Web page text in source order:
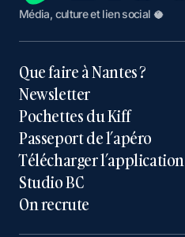
Média, culture et lien social 🥥
Que faire à Nantes ?
Newsletter
Pochettes du Kiff
Passeport de l’apéro
Télécharger l’application
Studio BC
On recrute